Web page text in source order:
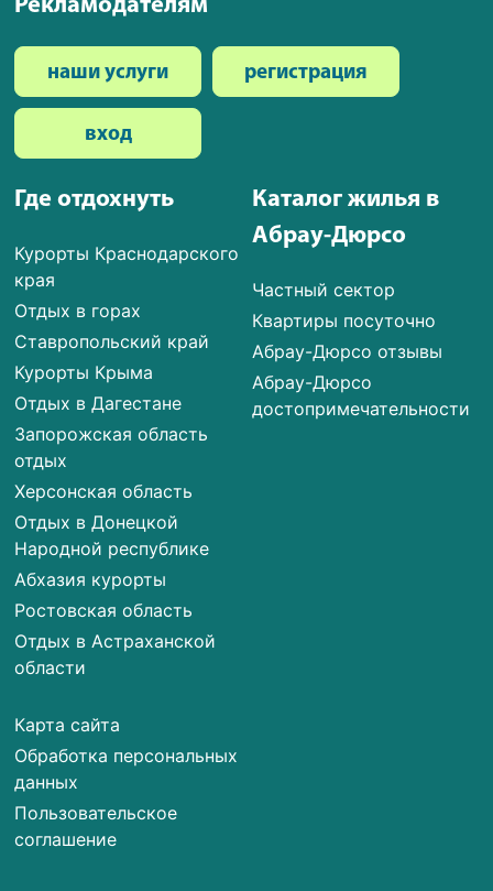
Где отдохнуть
Курорты Краснодарского
края
Отдых в горах
Ставропольский край
Курорты Крыма
Отдых в Дагестане
Запорожская область
отдых
Херсонская область
Отдых в Донецкой
Народной республике
Абхазия курорты
Ростовская область
Отдых в Астраханской
области
Карта сайта
Обработка персональных
данных
Пользовательское
соглашение
Каталог жилья в
Абрау-Дюрсо
Частный сектор
Квартиры посуточно
Абрау-Дюрсо отзывы
Абрау-Дюрсо
достопримечательности
Рекламодателям
наши услуги регистрация
вход